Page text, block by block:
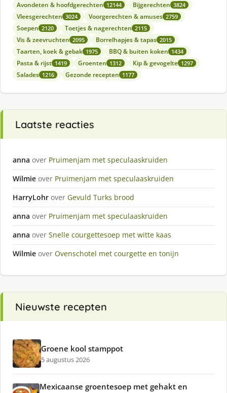
Avondeten & hoofdgerechten 12144 Bijgerechten 3824
Vleesgerechten 3024 Voorgerechten & amuses 2759
Soepen 2120 Toetjes & nagerechten 2115
Vis & zeevruchten 2095 Borrelhapjes & tapas 2015
Taarten, koek & gebak 1975 BBQ & buiten koken 1434
Pasta & rijst 1419 Groenten 1312 Kip & gevogelte 1297
Salades 1216 Gezonde recepten 1177
Laatste reacties
anna over Pruimenjam met speculaaskruiden
Wilmie over Pruimenjam met speculaaskruiden
HarryLohr over Gevuld Turks brood
anna over Pruimenjam met speculaaskruiden
anna over Snelle courgettesoep met witte kaas
Wilmie over Ovenschotel met courgette en tonijn
Nieuwste recepten
Groene kool stamppot
5 augustus 2026
Mexicaanse groentesoep met gehakt en